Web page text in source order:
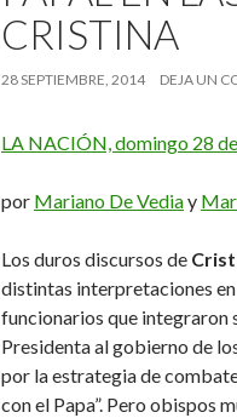
CRISTINA
28 SEPTIEMBRE, 2014 DEJA UN
LA NACIÓN, domingo 28
por Mariano De Vediay
Los duros discursos de
distintas interpretaciones
funcionarios que integraron
Presidenta al gobierno de
por la estrategia de
con el Papa”. Pero obispos